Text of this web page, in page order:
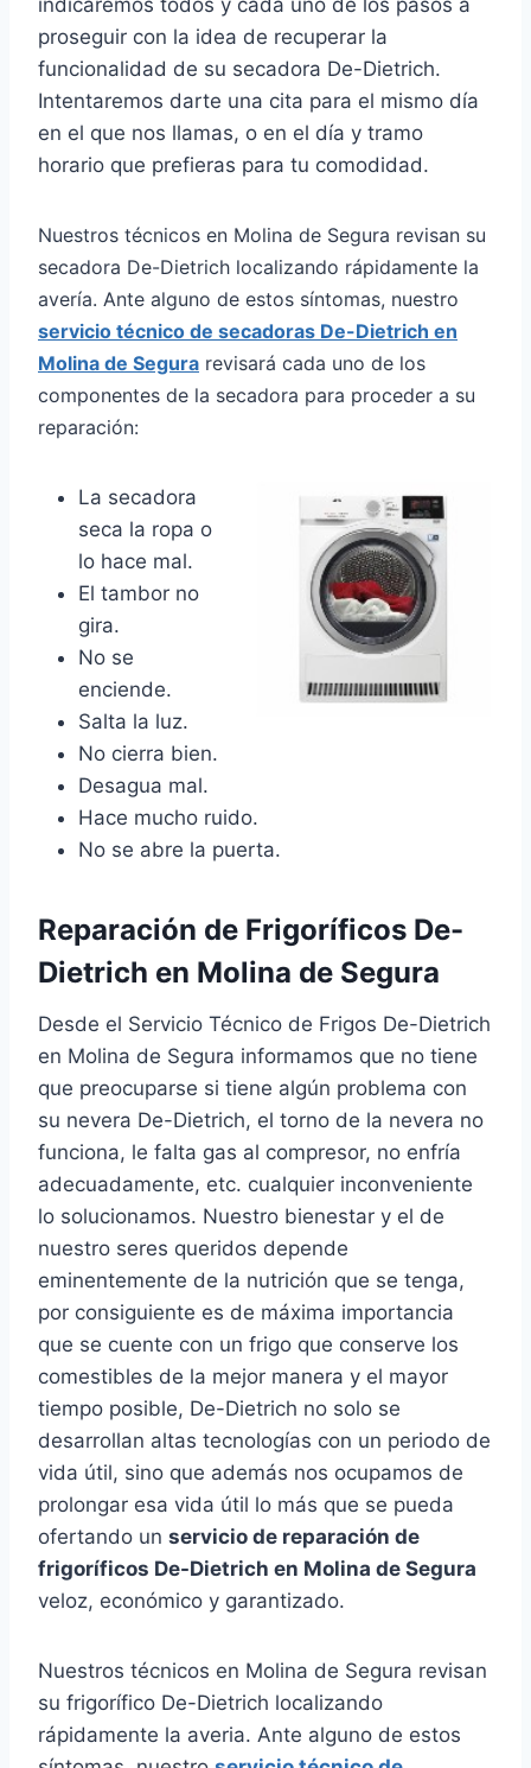
proseguir con la idea de recuperar la
funcionalidad de su secadora De-Dietrich.
Intentaremos darte una cita para el mismo día
en el que nos llamas, o en el día y tramo
horario que prefieras para tu comodidad.
Nuestros técnicos en Molina de Segura revisan su
secadora De-Dietrich localizando rápidamente la
avería. Ante alguno de estos síntomas, nuestro
servicio técnico de secadoras De-Dietrich en
Molina de Segura revisará cada uno de los
componentes de la secadora para proceder a su
reparación:
La secadora
seca la ropa o
lo hace mal.
El tambor no
gira.
No se
enciende.
Salta la luz.
No cierra bien.
Desagua mal.
Hace mucho ruido.
No se abre la puerta.
Reparación de Frigoríficos De-
Dietrich en Molina de Segura
Desde el Servicio Técnico de Frigos De-Dietrich
en Molina de Segura informamos que no tiene
que preocuparse si tiene algún problema con
su nevera De-Dietrich, el torno de la nevera no
funciona, le falta gas al compresor, no enfría
adecuadamente, etc. cualquier inconveniente
lo solucionamos. Nuestro bienestar y el de
nuestro seres queridos depende
eminentemente de la nutrición que se tenga,
por consiguiente es de máxima importancia
que se cuente con un frigo que conserve los
comestibles de la mejor manera y el mayor
tiempo posible, De-Dietrich no solo se
desarrollan altas tecnologías con un periodo de
vida útil, sino que además nos ocupamos de
prolongar esa vida útil lo más que se pueda
ofertando un servicio de reparación de
frigoríficos De-Dietrich en Molina de Segura
veloz, económico y garantizado.
Nuestros técnicos en Molina de Segura revisan
su frigorífico De-Dietrich localizando
rápidamente la averia. Ante alguno de estos